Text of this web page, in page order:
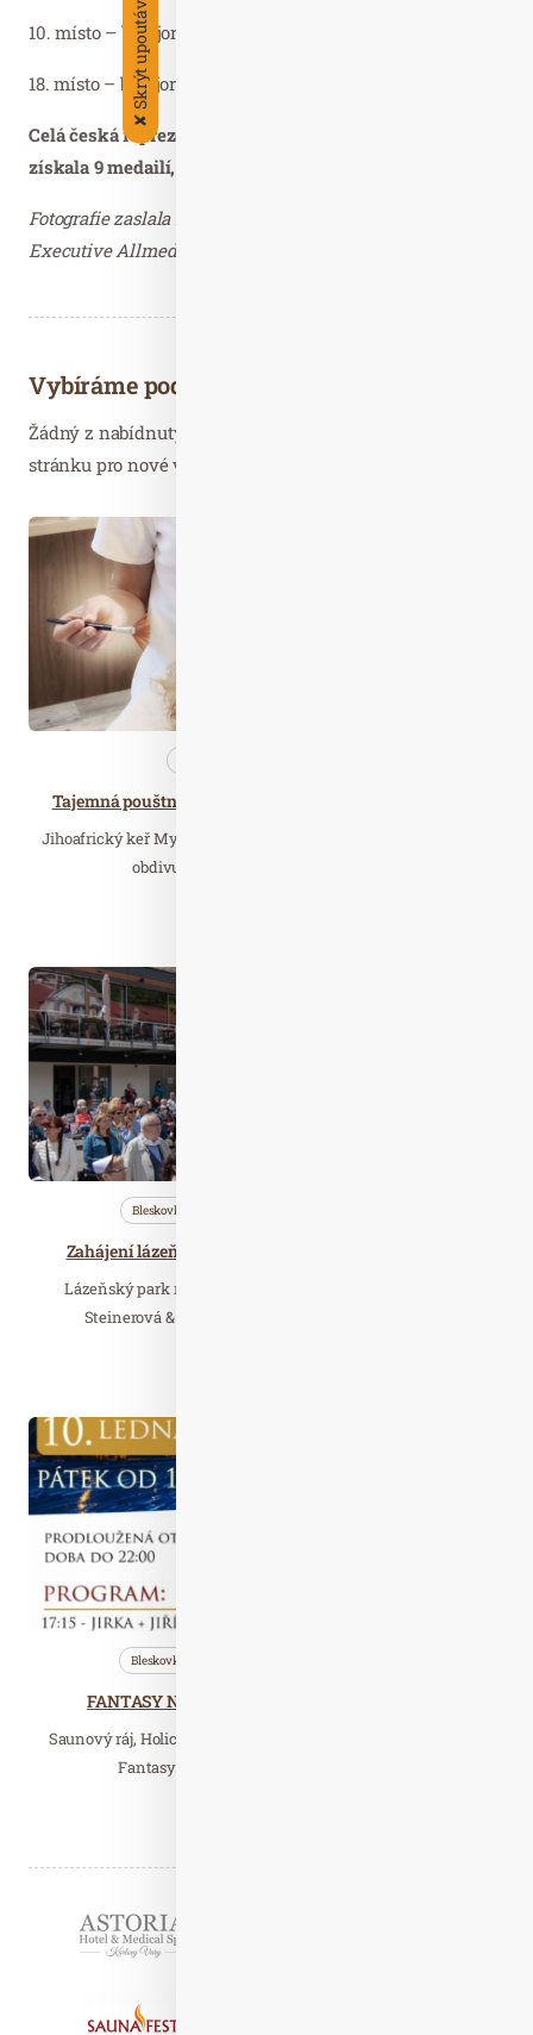
10. místo – bikejoring – Jiří Mencák a Roxy
18. místo – bikejoring – Michal Ženíšek a Bodie
Celá česká reprezentace, které se mistrovství zúčastnila,
získala 9 medailí, z toho 4 zlaté, 3 stříbrné a 2 bronzové.
Fotografie zaslala Mgr. Monika Dudková, Account
Executive Allmedia4U s.r.o. – děkujeme.
Vybíráme podobné články
Žádný z nabídnutých článků vás nezajímá? Aktualizujte
stránku pro nové výsledky...
Tajemná pouštní rostlina navrací pleti mladistvý vzhled
Jihoafrický keř Myrothamnus Flabellifolia rostoucí v poušti má
obdivuhodné schopnosti – i když ho…
Bleskovky
Zahájení lázeňské sezóny 2023 v Lázních Jáchymov
Lázeňský park rozezní swingovými melodiemi Kateřina
Steinerová & HER SWING BOYS, na housle zahraje…
Bleskovky
FANTASY NIGHT – Saunová noc 10. ledna 2025
Saunový ráj, Holice Zveme vás na Saunovou noc ve znamení
Fantasy. Přijďte zažít magickou noc, kde…
✘
Skrýt upoutávky